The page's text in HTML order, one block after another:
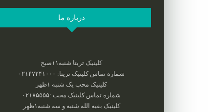
درباره ما
کلینیک تریتا شنبه۱۱صبح
شماره تماس کلینیک تریتا: ۰۲۱۴۷۲۴۱۰۰۰
کلینیک محب یک شنبه ۱ظهر
شماره تماس کلینیک محب :‌۰۲۱۸۵۵۵۵
کلینیک بقیه الله شنبه و سه شنبه۱ظهر